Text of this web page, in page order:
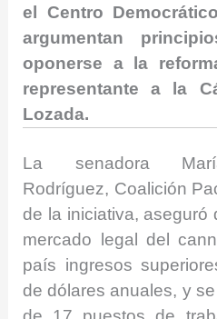
el Centro
argumentan
oponerse a la
representante a la
Lozada.
La senadora
Rodríguez, Coalición
de la iniciativa, aseguró
mercado legal del
país ingresos
de dólares anuales, y